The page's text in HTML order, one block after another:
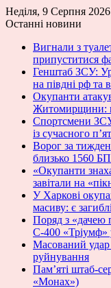
Неділя, 9 Серпня 2026
Останні новини
Вигнали з
припуститися
Генштаб ЗСУ:
на півдні рф та
Окупанти
Житомирщини:
Спортсмени
із сучасного
Ворог за
близько 1560
«Окупанти
завітали на
У Харкові
масиву: є
Поряд з «дачею
С-400 «Тріумф»
Масований удар
руйнування
Пам’яті штаб-
«Монах»)